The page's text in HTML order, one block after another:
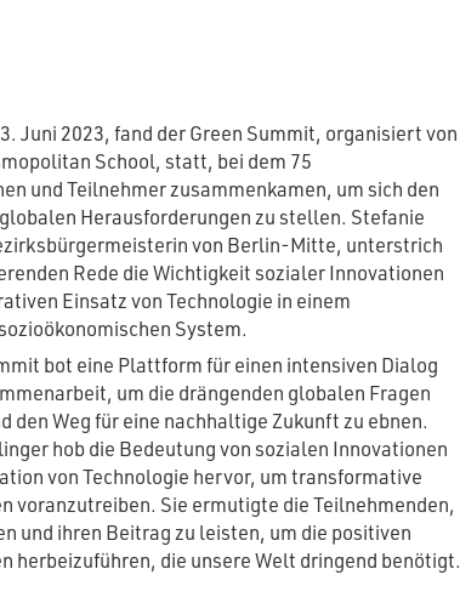
Juni 2023, fand der Green Summit, organisiert von
School, statt, bei dem 75
und Teilnehmer zusammenkamen, um sich den
Herausforderungen zu stellen. Stefanie
von Berlin-Mitte, unterstrich
Rede die Wichtigkeit sozialer Innovationen
Einsatz von Technologie in einem
System.
bot eine Plattform für einen intensiven Dialog
um die drängenden globalen Fragen
den Weg für eine nachhaltige Zukunft zu ebnen.
hob die Bedeutung von sozialen Innovationen
von Technologie hervor, um transformative
voranzutreiben. Sie ermutigte die Teilnehmenden,
und ihren Beitrag zu leisten, um die positiven
herbeizuführen, die unsere Welt dringend benötigt.